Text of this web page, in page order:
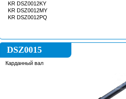
KR DSZ0012KY
KR DSZ0012MY
KR DSZ0012PQ
DSZ0015
Карданный вал